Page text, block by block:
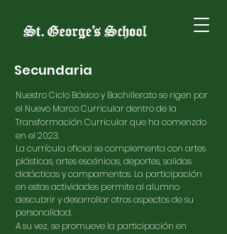
Secundaria
Nuestro Ciclo Básico y Bachillerato se rigen por
el Nuevo Marco Curricular dentro de la
Transformación Curricular que ha comenzdo
en el 2023.
La currícula oficial se complementa con artes
plásticas, artes escénicas, deportes, salidas
didácticas y campamentos. La participación
en estas actividades permite al alumno
descubrir y desarrollar otros aspectos de su
personalidad.
A su vez, se promueve la participación en